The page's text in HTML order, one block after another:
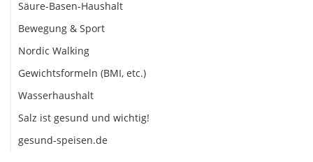
Säure-Basen-Haushalt
Bewegung & Sport
Nordic Walking
Gewichtsformeln (BMI, etc.)
Wasserhaushalt
Salz ist gesund und wichtig!
gesund-speisen.de